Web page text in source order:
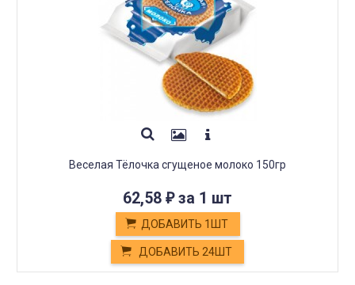
Веселая Тёлочка сгущеное молоко 150гр
62,58 ₽за 1 шт
ДОБАВИТЬ 1ШТ
ДОБАВИТЬ 24ШТ